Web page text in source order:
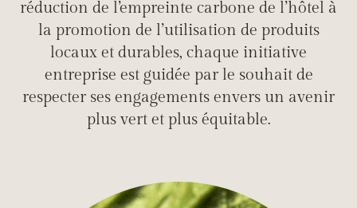
CHAMBRES & SUITES
RESTAURANT « LE 1387 »
LES SALONS MISTINGUETT
LE SPA MAISON ROUGE
OFFRES SPÉCIALES
réduction de l’empreinte carbone de l’hôtel à
la promotion de l’utilisation de produits
locaux et durables, chaque initiative
entreprise est guidée par le souhait de
respecter ses engagements envers un avenir
plus vert et plus équitable.